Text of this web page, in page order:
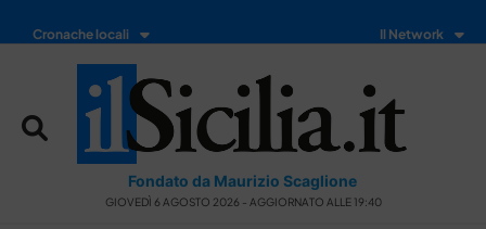
Cronache locali Il Network
Fondato da Maurizio Scaglione
GIOVEDÌ 6 AGOSTO 2026 - AGGIORNATO ALLE 19:40